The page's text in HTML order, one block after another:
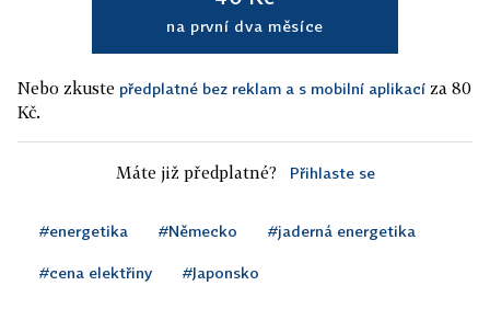
na první dva měsíce
Nebo zkuste předplatné bez reklam a s mobilní aplikací za 80
Kč.
Máte již předplatné? Přihlaste se
#energetika #Německo #jaderná energetika
#cena elektřiny #Japonsko